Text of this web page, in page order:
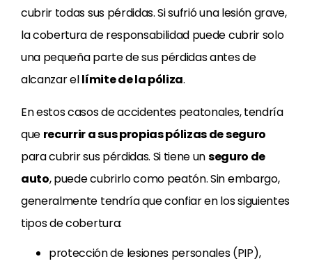
cubrir todas sus pérdidas. Si sufrió una lesión grave,
la cobertura de responsabilidad puede cubrir solo
una pequeña parte de sus pérdidas antes de
alcanzar ellímite de la póliza.
En estos casos de accidentes peatonales, tendría
que recurrir a sus propias pólizas de seguro
para cubrir sus pérdidas. Si tiene unseguro de
auto, puede cubrirlo como peatón. Sin embargo,
generalmente tendría que confiar en los siguientes
tipos de cobertura:
protección de lesiones personales (PIP),